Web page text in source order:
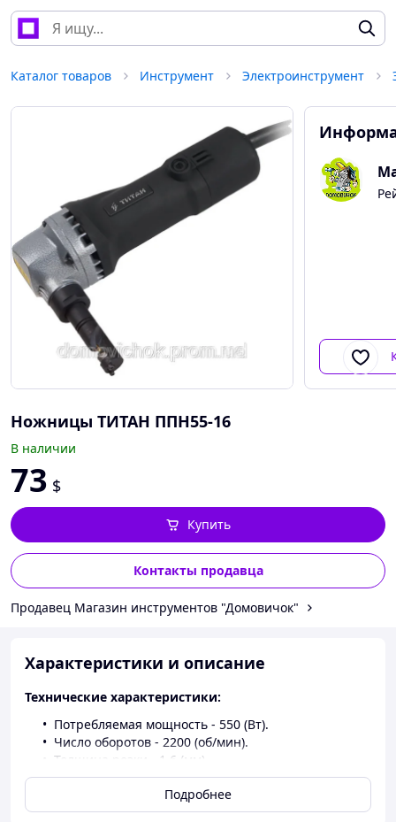
Каталог товаров Инструмент Электроинструмент
Ножницы ТИТАН ППН55-16
В наличии
73 $
Контакты продавца
Купить
Продавец Магазин инструментов "Домовичок"
Характеристики и описание
Технические характеристики:
Потребляемая мощность - 550 (Вт).
Число оборотов - 2200 (об/мин).
Толщина резки - 1.6 (мм).
Вес - 1.2 (кг).
Комплектация - пуансон, матрица, держатель
матрицы, гаечный ключ, запасные колекторные
Подробнее